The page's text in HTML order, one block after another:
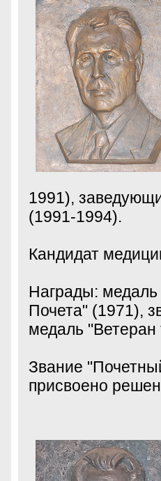
1991),
(1991-1994).
Кандидат
Награды: медаль
Почета" (1971),
медаль "Ветеран
Звание
присвоено